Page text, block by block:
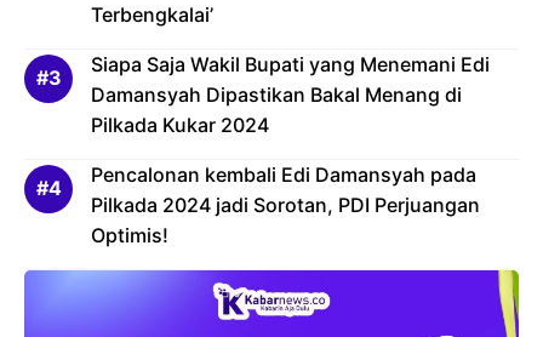
Terbengkalai’
Siapa Saja Wakil Bupati yang Menemani Edi
Damansyah Dipastikan Bakal Menang di
Pilkada Kukar 2024
Pencalonan kembali Edi Damansyah pada
Pilkada 2024 jadi Sorotan, PDI Perjuangan
Optimis!